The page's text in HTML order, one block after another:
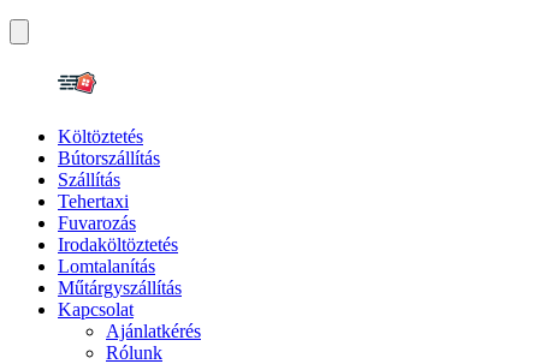
Költöztetés
Bútorszállítás
Szállítás
Tehertaxi
Fuvarozás
Irodaköltöztetés
Lomtalanítás
Műtárgyszállítás
Kapcsolat
Ajánlatkérés
Rólunk